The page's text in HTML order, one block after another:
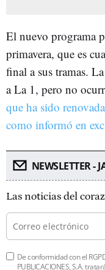
El nuevo programa
primavera, que es
final a sus tramas.
a La 1, pero no
que ha sido
como informó en
NEWSLETTER -
Las noticias del
De conformidad con el
PUBLICACIONES, S.A.